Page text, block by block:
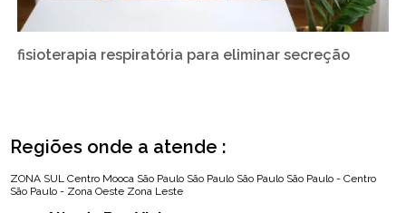
fisioterapia respiratória para eliminar secreção
Regiões onde a atende :
ZONA SUL Centro Mooca São Paulo São Paulo São Paulo São Paulo - Centro
São Paulo - Zona Oeste Zona Leste